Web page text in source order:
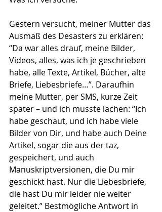
Gestern versucht, meiner Mutter das
Ausmaß des Desasters zu erklären:
“Da war alles drauf, meine Bilder,
Videos, alles, was ich je geschrieben
habe, alle Texte, Artikel, Bücher, alte
Briefe, Liebesbriefe…”. Daraufhin
meine Mutter, per SMS, kurze Zeit
später – und ich musste lachen: “Ich
habe geschaut, und ich habe viele
Bilder von Dir, und habe auch Deine
Artikel, sogar die aus der taz,
gespeichert, und auch
Manuskriptversionen, die Du mir
geschickt hast. Nur die Liebesbriefe,
die hast Du mir leider nie weiter
geleitet.” Bestmögliche Antwort in